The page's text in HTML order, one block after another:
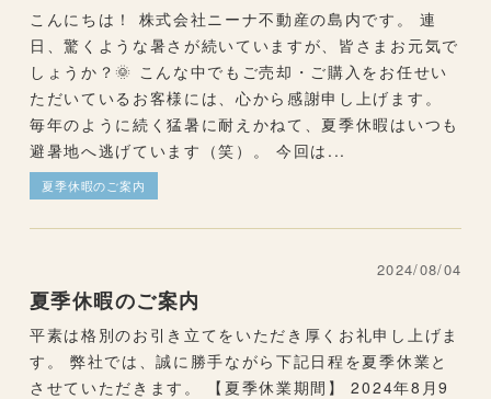
こんにちは！ 株式会社ニーナ不動産の島内です。 連
日、驚くような暑さが続いていますが、皆さまお元気で
しょうか？🌞 こんな中でもご売却・ご購入をお任せい
ただいているお客様には、心から感謝申し上げます。
毎年のように続く猛暑に耐えかねて、夏季休暇はいつも
避暑地へ逃げています（笑）。 今回は...
夏季休暇のご案内
2024/08/04
夏季休暇のご案内
平素は格別のお引き立てをいただき厚くお礼申し上げま
す。 弊社では、誠に勝手ながら下記日程を夏季休業と
させていただきます。 【夏季休業期間】 2024年8月9